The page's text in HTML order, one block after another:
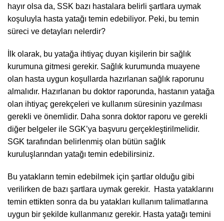
hayır olsa da, SSK bazı hastalara belirli şartlara uymak
koşuluyla hasta yatağı temin edebiliyor. Peki, bu temin
süreci ve detayları nelerdir?
İlk olarak, bu yatağa ihtiyaç duyan kişilerin bir sağlık
kurumuna gitmesi gerekir. Sağlık kurumunda muayene
olan hasta uygun koşullarda hazırlanan sağlık raporunu
almalıdır. Hazırlanan bu doktor raporunda, hastanın yatağa
olan ihtiyaç gerekçeleri ve kullanım süresinin yazılması
gerekli ve önemlidir. Daha sonra doktor raporu ve gerekli
diğer belgeler ile SGK’ya başvuru gerçekleştirilmelidir.
SGK tarafından belirlenmiş olan bütün sağlık
kuruluşlarından yatağı temin edebilirsiniz.
Bu yatakların temin edebilmek için şartlar olduğu gibi
verilirken de bazı şartlara uymak gerekir. Hasta yataklarını
temin ettikten sonra da bu yatakları kullanım talimatlarına
uygun bir şekilde kullanmanız gerekir. Hasta yatağı temini